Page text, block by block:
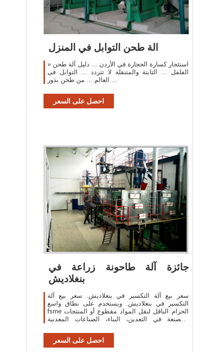
الة طحن التوابل في المنزل
» استئجار كسارة الحجارة في الأردن ... دليل آلة طحن
الفلفل ... الثابتة والمتنقلة لا تتردد ... التوابل فى
العالم ... من طحن بذور ...
احصل على السعر
جائزة آلة طاحونة زراعة في
بنغلاديش
سعر بيع آلة التكسير في بنغلاديش. سعر بيع آلة
التكسير في بنغلاديش. ويستخدم على نطاق واسع
fsme الحزام الناقل لنقل المواد مقطوع أو المنتجات
المصنعة في التعدين، البناء، الصناعات المعدنية
احصل على السعر